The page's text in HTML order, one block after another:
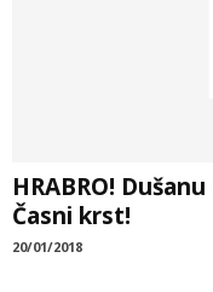
HRABRO!
Časni krst!
20/01/2018